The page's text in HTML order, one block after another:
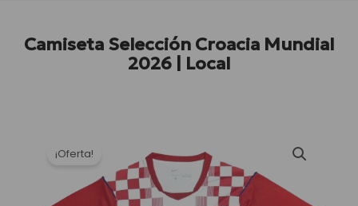
Camiseta Selección Croacia Mundial
2026 | Local
¡Oferta!